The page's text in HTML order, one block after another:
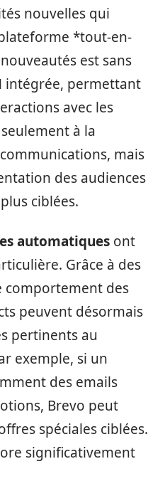
nouvelles qui
*tout-en-
est sans
intégrée, permettant
avec les
à la
mais
des audiences
ciblées.
automatiques ont
Grâce à des
comportement des
peuvent désormais
pertinents au
exemple, si un
des emails
Brevo peut
spéciales ciblées.
significativement